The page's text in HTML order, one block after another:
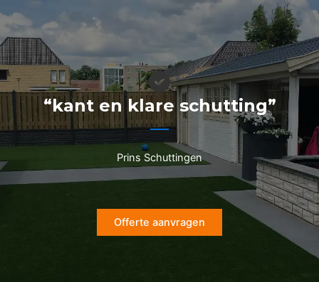
naar
de
inhoud
“kant en klare schutting”
Prins Schuttingen
Offerte aanvragen